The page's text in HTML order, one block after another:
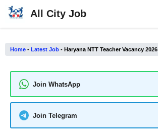
Skip
All City Job
Home - Latest Job - Haryana NTT Teacher Vacancy 2026
Join WhatsApp
Join Telegram